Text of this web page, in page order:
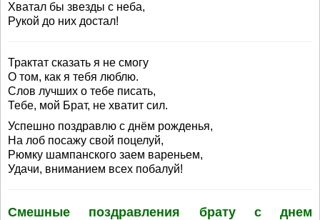
Хватал бы звезды с неба,
Рукой до них достал!
Трактат сказать я не смогу
О том, как я тебя люблю.
Слов лучших о тебе писать,
Тебе, мой Брат, не хватит сил.
Успешно поздравлю с днём рожденья,
На лоб посажу свой поцелуй,
Рюмку шампанского заем вареньем,
Удачи, вниманием всех побалуй!
Смешные поздравления брату с днем